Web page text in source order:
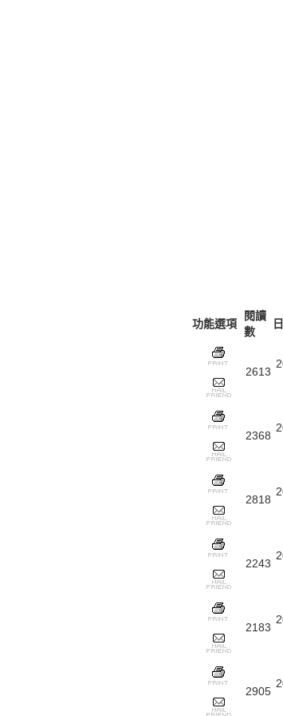
功能選項
閱讀
數
2613
2368
2818
2243
2183
2905